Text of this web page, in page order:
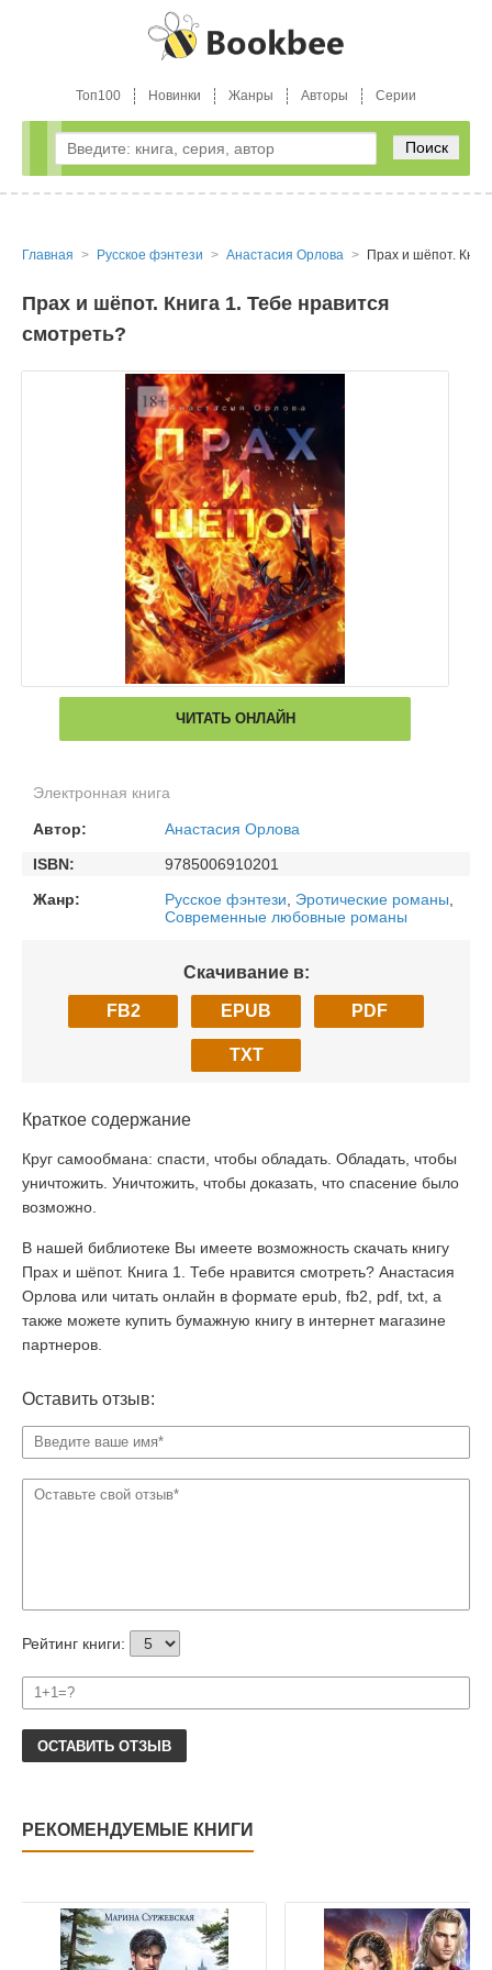
Топ100 Новинки Жанры Авторы Серии
Поиск
Главная Русское фэнтези Анастасия Орлова Прах и шёпот.
Прах и шёпот. Книга 1. Тебе нравится
смотреть?
ЧИТАТЬ ОНЛАЙН
Электронная книга
Автор:
Анастасия Орлова
ISBN:
9785006910201
Жанр:
Русское фэнтези, Эротические романы,
Современные любовные романы
Скачивание в:
FB2 EPUB PDF
TXT
Краткое содержание
Круг самообмана: спасти, чтобы обладать. Обладать, чтобы
уничтожить. Уничтожить, чтобы доказать, что спасение было
возможно.
В нашей библиотеке Вы имеете возможность скачать книгу
Прах и шёпот. Книга 1. Тебе нравится смотреть? Анастасия
Орлова или читать онлайн в формате epub, fb2, pdf, txt, а
также можете купить бумажную книгу в интернет магазине
партнеров.
Оставить отзыв:
Рейтинг книги:
ОСТАВИТЬ ОТЗЫВ
РЕКОМЕНДУЕМЫЕ КНИГИ